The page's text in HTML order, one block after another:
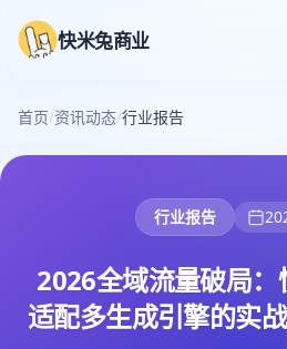
快米兔商业
首页/资讯动态/行业报告
行业报告
2026全域流量破局：
适配多生成引擎的实